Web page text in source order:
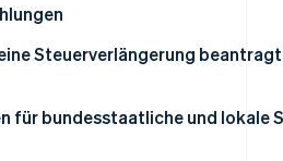
eingereicht
Steuerverlängerung beantragt
für bundesstaatliche und lokale